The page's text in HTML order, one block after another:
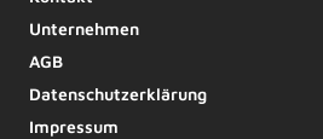
Unternehmen
AGB
Datenschutzerklärung
Impressum